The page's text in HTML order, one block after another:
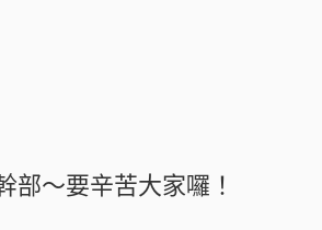
部～要辛苦大家囉！